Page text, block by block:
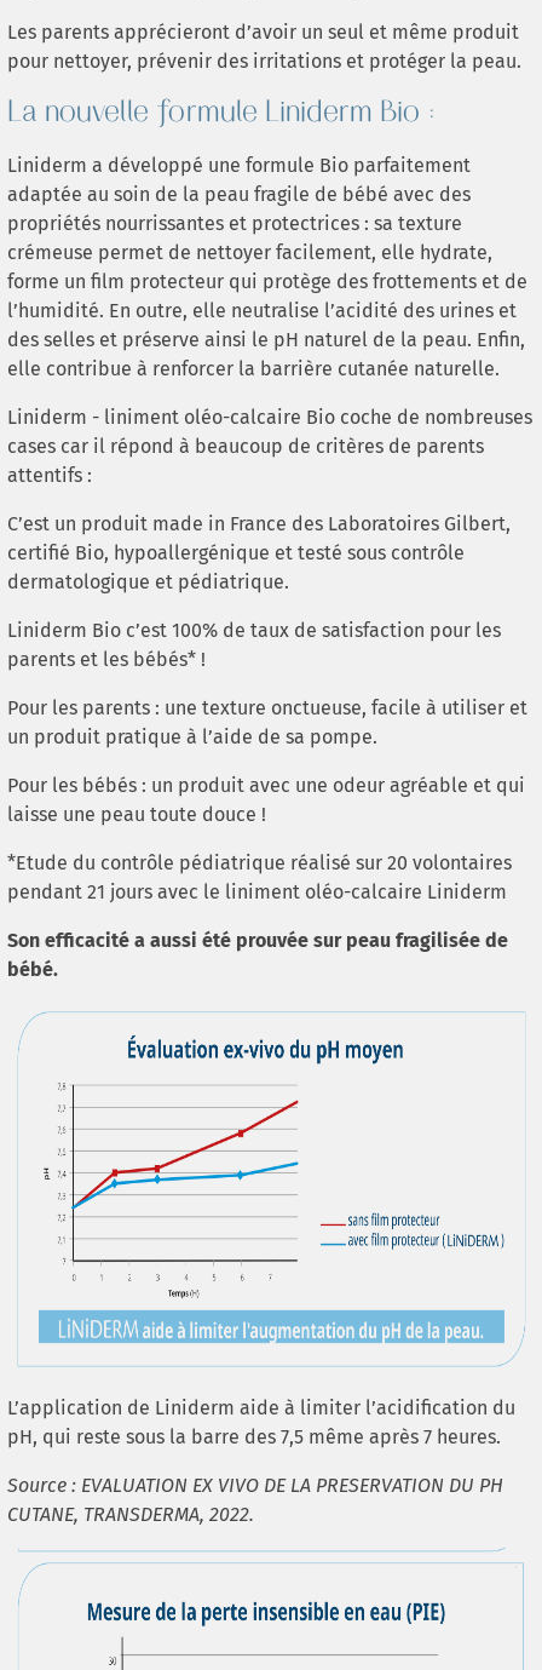
Les parents apprécieront d’avoir un seul et même produit
pour nettoyer, prévenir des irritations et protéger la peau.
La nouvelle formule Liniderm Bio :
Liniderm a développé une formule Bio parfaitement
adaptée au soin de la peau fragile de bébé avec des
propriétés nourrissantes et protectrices : sa texture
crémeuse permet de nettoyer facilement, elle hydrate,
forme un film protecteur qui protège des frottements et de
l’humidité. En outre, elle neutralise l’acidité des urines et
des selles et préserve ainsi le pH naturel de la peau. Enfin,
elle contribue à renforcer la barrière cutanée naturelle.
Liniderm - liniment oléo-calcaire Bio coche de nombreuses
cases car il répond à beaucoup de critères de parents
attentifs :
C’est un produit made in France des Laboratoires Gilbert,
certifié Bio, hypoallergénique et testé sous contrôle
dermatologique et pédiatrique.
Liniderm Bio c’est 100% de taux de satisfaction pour les
parents et les bébés* !
Pour les parents : une texture onctueuse, facile à utiliser et
un produit pratique à l’aide de sa pompe.
Pour les bébés : un produit avec une odeur agréable et qui
laisse une peau toute douce !
*Etude du contrôle pédiatrique réalisé sur 20 volontaires
pendant 21 jours avec le liniment oléo-calcaire Liniderm
Son efficacité a aussi été prouvée sur peau fragilisée de
bébé.
L’application de Liniderm aide à limiter l’acidification du
pH, qui reste sous la barre des 7,5 même après 7 heures.
Source : EVALUATION EX VIVO DE LA PRESERVATION DU PH
CUTANE, TRANSDERMA, 2022.